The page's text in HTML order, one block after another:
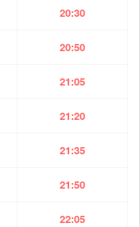
20:30
20:50
21:05
21:20
21:35
21:50
22:05